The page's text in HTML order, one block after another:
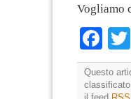
Vogliamo
Questo